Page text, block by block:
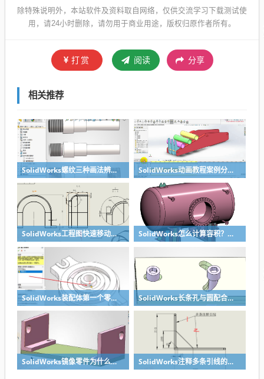
除特殊说明外，本站软件及资料取自网络，仅供交流学习下载测试使
用，请24小时删除，请勿用于商业用途，版权归原作者所有。
打赏 阅读 分享
相关推荐
SolidWorks螺纹三种画法辨析异同：装饰螺纹线、螺柱向导、螺纹特征 SolidWorks动画教程案例分享之圆管分料动画，重力自然滑落
SolidWorks工程图快速移动视图位置技巧，溪风实战分享 SolidWorks怎么计算容积？容器的体积？
SolidWorks装配体第一个零件怎么固定到中心原点？90%的人一开始就做错了 SolidWorks长条孔与圆配合，槽口与圆配合超快方法
SolidWorks镜像零件为什么不对称？镜像命令使用详解 SolidWorks注释多条引线的方法步骤